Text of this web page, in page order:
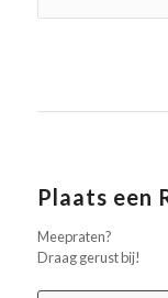
Plaats een
Meepraten?
Draag gerust bij!